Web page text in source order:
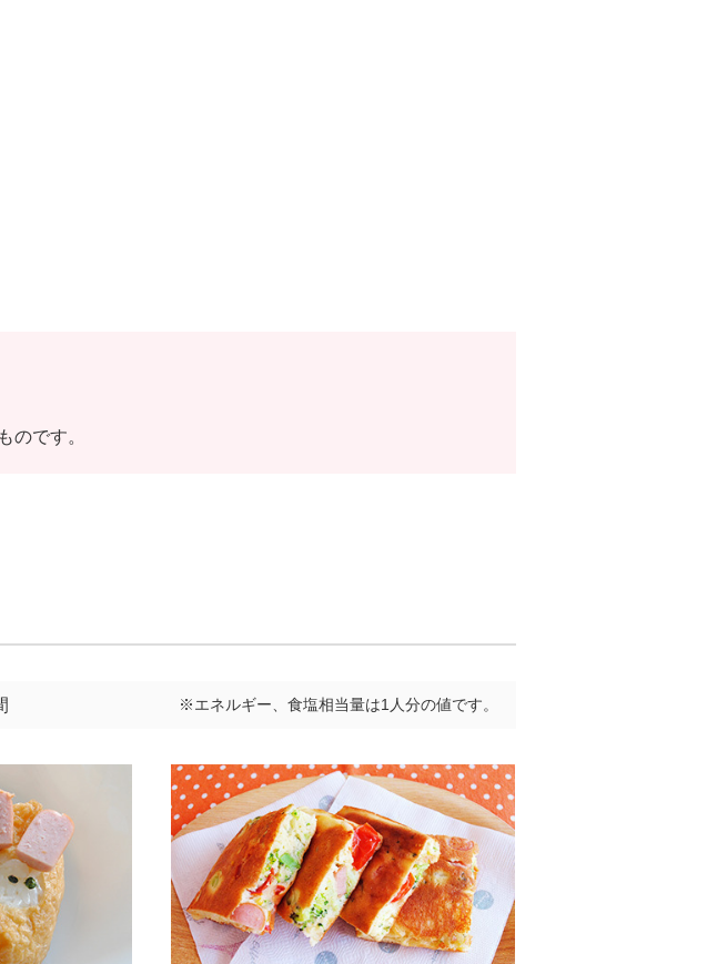
のです。
※エネルギー、食塩相当量は1人分の値です。